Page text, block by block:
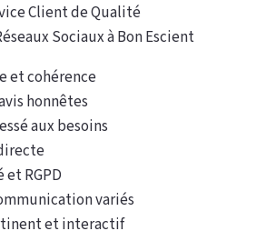
Client de Qualité
Sociaux à Bon Escient
et cohérence
honnêtes
aux besoins
RGPD
variés
et interactif